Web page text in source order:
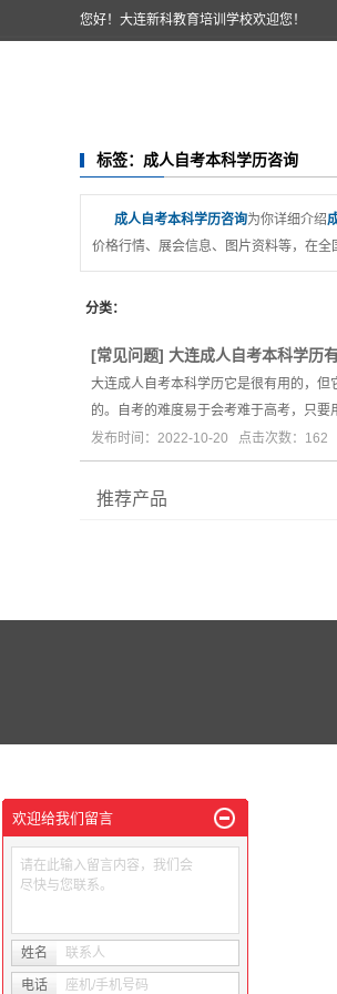
您好！大连新科教育培训学校欢迎您！
标签：成人自考本科学历咨询
成人自考本科学历咨询为你详细介绍
价格行情、展会信息、图片资料等，在
分类：
[常见问题] 大连成人自考本科学历
大连成人自考本科学历它是很有用的，
的。自考的难度易于会考难于高考，只要
发布时间：2022-10-20 点击次数：162
推荐产品
欢迎给我们留言
请在此输入留言内容，我们会
尽快与您联系。
姓名 联系人
电话 座机/手机号码